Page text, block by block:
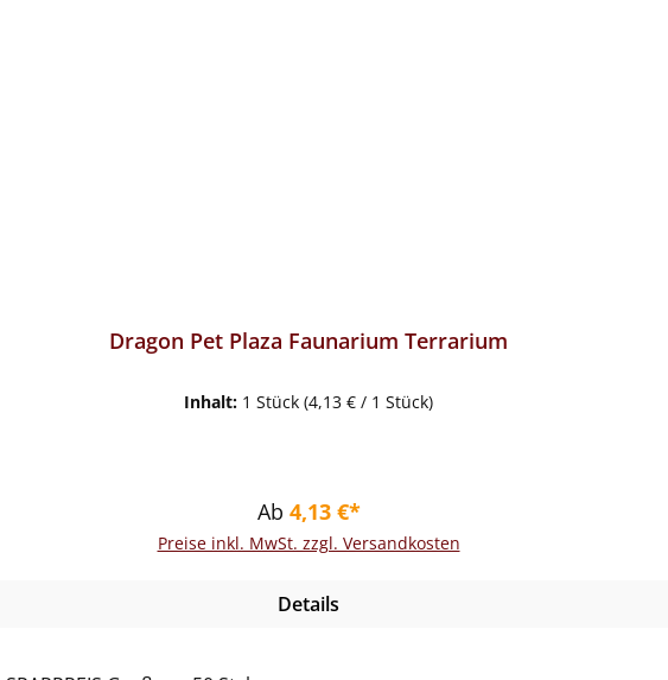
Dragon Pet Plaza Faunarium Terrarium
Inhalt: 1 Stück (4,13 € / 1 Stück)
Regulärer Preis:
Ab 4,13 €*
Preise inkl. MwSt. zzgl. Versandkosten
Details